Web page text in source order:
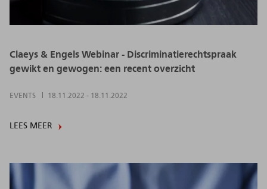
Claeys & Engels Webinar - Discriminatierechtspraak
gewikt en gewogen: een recent overzicht
EVENTS 18.11.2022 - 18.11.2022
LEES MEER